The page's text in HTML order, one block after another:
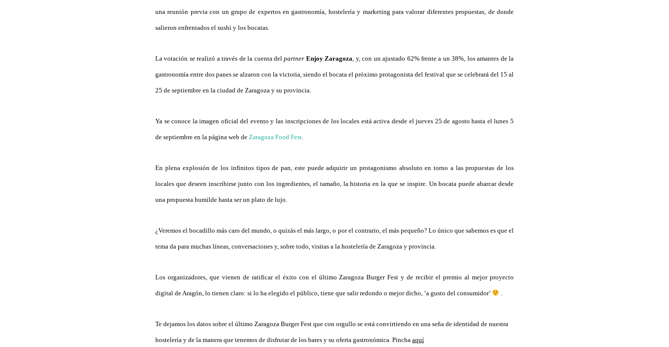
una reunión previa con un grupo de expertos en gastronomía, hostelería y marketing para valorar diferentes propuestas, de donde
salieron enfrentados el sushi y los bocatas.
La votación se realizó a través de la cuenta delpartner Enjoy Zaragoza, y, con un ajustado 62% frente a un 38%, los amantes de la
gastronomía entre dos panes se alzaron con la victoria, siendo el bocata el próximo protagonista del festival que se celebrará del 15 al
25 de septiembre en la ciudad de Zaragoza y su provincia.
Ya se conoce la imagen oficial del evento y las inscripciones de los locales está activa desde el jueves 25 de agosto hasta el lunes 5
de septiembre en la página web de Zaragoza Food Fest.
En plena explosión de los infinitos tipos de pan, este puede adquirir un protagonismo absoluto en torno a las propuestas de los
locales que deseen inscribirse junto con los ingredientes, el tamaño, la historia en la que se inspire. Un bocata puede abarcar desde
una propuesta humilde hasta ser un plato de lujo.
¿Veremos el bocadillo más caro del mundo, o quizás el más largo, o por el contrario, el más pequeño? Lo único que sabemos es que el
tema da para muchas líneas, conversaciones y, sobre todo, visitas a la hostelería de Zaragoza y provincia.
Los organizadores, que vienen de ratificar el éxito con el último Zaragoza Burger Fest y de recibir el premio al mejor proyecto
digital de Aragón, lo tienen claro: si lo ha elegido el público, tiene que salir redondo o mejor dicho, ‘a gusto del consumidor’ .
Te dejamos los datos sobre el último Zaragoza Burger Fest que con orgullo se está convirtiendo en una seña de identidad de nuestra
hostelería y de la manera que tenemos de disfrutar de los bares y su oferta gastronómica. Pincha aquí